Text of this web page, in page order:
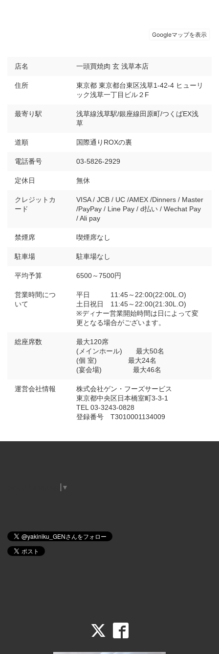
店名 一頭買焼肉 玄 浅草本店
住所
東京都 東京都台東区浅草1-42-4 ヒューリ
ック浅草一丁目ビル２F
最寄り駅
浅草線浅草駅/銀座線田原町/つくばEX浅
草
道順 国際通りROXの裏
電話番号 03-5826-2929
定休日 無休
クレジットカ
ード
VISA / JCB / UC /AMEX /Dinners / Master
/PayPay / Line Pay / d払い / Wechat Pay
/ Ali pay
禁煙席 喫煙席なし
駐車場 駐車場なし
平均予算 6500～7500円
営業時間につ
いて
平日 11:45～22:00(22:00L.O)
土日祝日 11:45～22:00(21:30L.O)
※ディナー営業開始時間は日によって変
更となる場合がございます。
総座席数
最大120席
(メインホール) 最大50名
(個 室) 最大24名
(宴会場) 最大46名
運営会社情報
株式会社ゲン・フーズサービス
東京都中央区日本橋室町3-3-1
TEL 03-3243-0828
登録番号 T3010001134009
▼